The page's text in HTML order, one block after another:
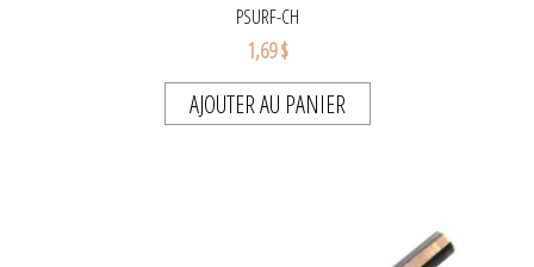
PSURF-CH
1,69 $
AJOUTER AU PANIER